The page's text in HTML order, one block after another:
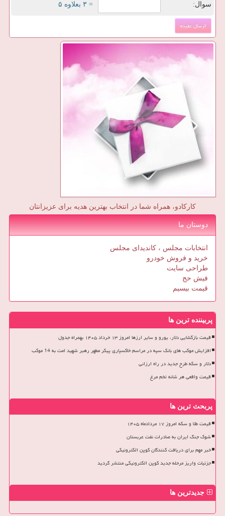
سوال: = ۳ بعلاوه ۵
کارکادو، همراه شما در انتخاب بهترین هدیه برای عزیزانتان
دوستان ما
انتخابات مجلس ، کاندیدای مجلس
خرید و فروش خودرو
طراحی سایت
فیش حج
قیمت بیسیم
پربیننده ترین ها
قیمت بازگشایی دلار، یورو و سایر ارزها امروز ۱۳ خرداد ۱۴۰۵ بهمراه جدول
افزایش موکب های بانک سپه در مراسم خاکسپاری پیکر مطهر رهبر شهید امت به 14 موکب
دلار و سکه طرح جدید در راه ارزانی
قیمت واقعی هر شانه تخم مرغ
پربحث ترین ها
قیمت طلا و سکه امروز ۱۷ مردادماه ۱۴۰۵
شوک جنگ ایران به صادرات نفت عربستان
خبر مهم برای دریافت کنندگان کوپن الکترونیکی
جزئیات واریز مرحله جدید کوپن الکترونیکی منتشر گردید
جدیدترین ها